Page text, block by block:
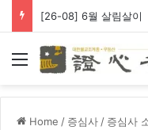
[26-08] 왕생극락 바라
Menu
Home / 증심사 / 증심사